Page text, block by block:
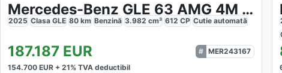
Mercedes-Benz GLE 63 AMG 4M Coupe
2025 Clasa GLE 80 km Benzină 3.982 cm³ 612 CP Cutie automată
187.187 EUR
MER243167
154.700 EUR + 21% TVA deductibil